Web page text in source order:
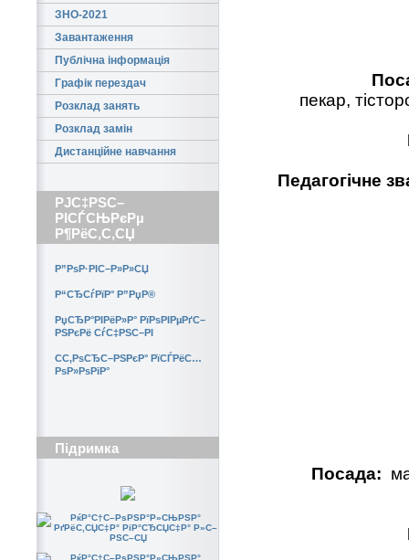
ЗНО-2021
Завантаження
Публічна інформація
Графік перездач
Розклад занять
Розклад замін
Дистанційне навчання
РЈС‡РЅС–
РІСЃСЊРєРµ
Р¶РёС‚С‚СЏ
Р”РѕР·РІС–Р»Р»СЏ
Р“СЂСѓРїР° Р”РџР®
РџСЂР°РІРёР»Р° РїРѕРІРµРґС–
РЅРєРё СѓС‡РЅС–РІ
CС‚РѕСЂС–РЅРєР° РїСЃРёС…
РѕР»РѕРіР°
Підримка
пекар,
Педагогічне
Посада: